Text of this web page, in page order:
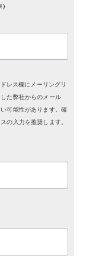
レス欄にメーリングリ
た弊社からのメール
可能性があります。確
の入力を推奨します。